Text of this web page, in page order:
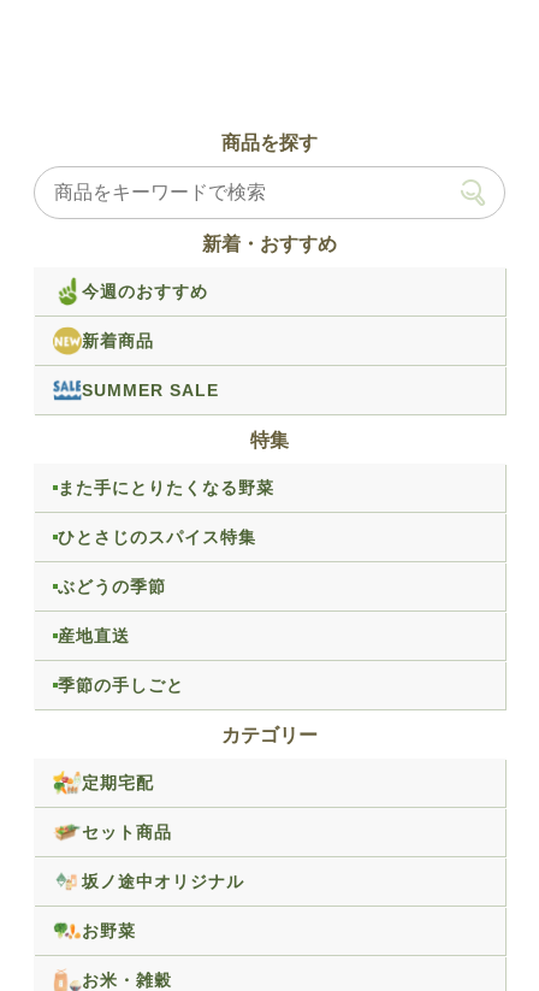
商品を探す
新着・おすすめ
今週のおすすめ
新着商品
SUMMER SALE
特集
また手にとりたくなる野菜
ひとさじのスパイス特集
ぶどうの季節
産地直送
季節の手しごと
カテゴリー
定期宅配
セット商品
坂ノ途中オリジナル
お野菜
お米・雑穀